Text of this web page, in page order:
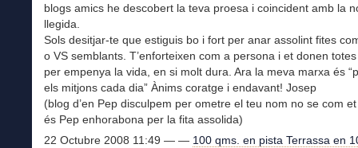
blogs amics he descobert la teva proesa i coincident amb la
llegida.
Sols desitjar-te que estiguis bo i fort per anar assolint fites
o VS semblants. T’enforteixen com a persona i et donen
per empenya la vida, en si molt dura. Ara la meva marxa és
els mitjons cada dia” Ànims coratge i endavant! Josep
(blog d’en Pep disculpem per ometre el teu nom no se com
és Pep enhorabona per la fita assolida)
22 Octubre 2008 11:49 — — 100 qms. en pista Terrassa en